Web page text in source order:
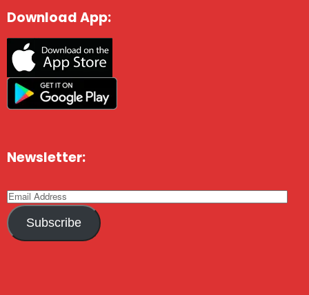
Download App:
Newsletter:
Subscribe